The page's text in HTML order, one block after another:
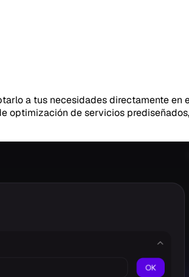
a tus necesidades directamente
optimización de servicios